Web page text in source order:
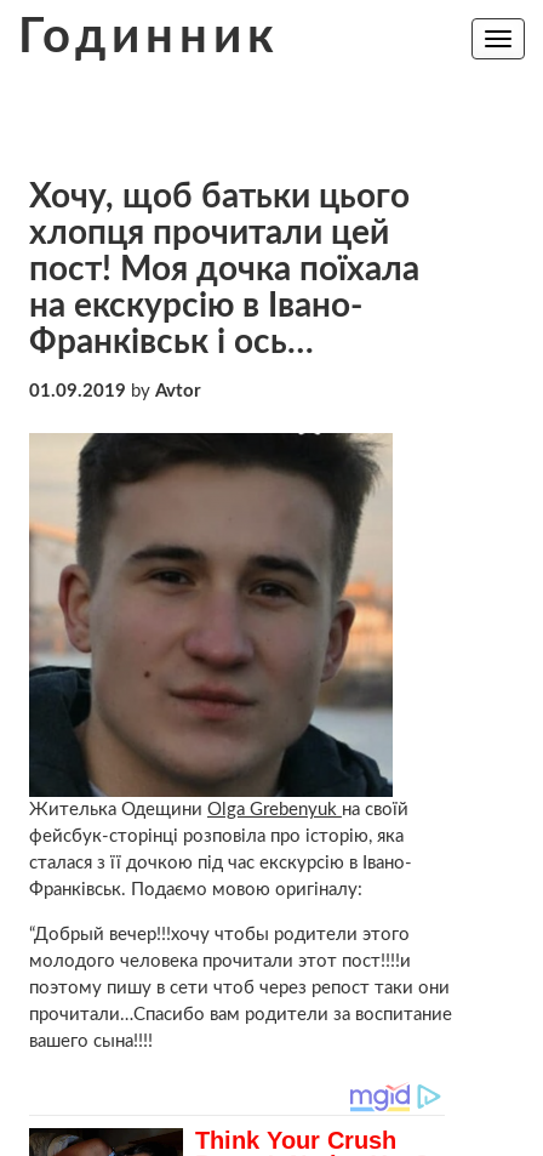
Годинник
Toggle
Хочу, щоб батьки цього
хлопця прочитали цей
пост! Моя дочка поїхала
на екскурсію в Івано-
Франківськ і ось…
01.09.2019 by Avtor
Жителька Одещини Olga Grebenyuk на своїй
фейсбук-сторінці розповіла про історію, яка
сталася з її дочкою під час екскурсію в Івано-
Франківськ. Подаємо мовою оригіналу:
“Добрый вечер!!!хочу чтобы родители этого
молодого человека прочитали этот пост!!!!и
поэтому пишу в сети чтоб через репост таки они
прочитали…Спасибо вам родители за воспитание
вашего сына!!!!